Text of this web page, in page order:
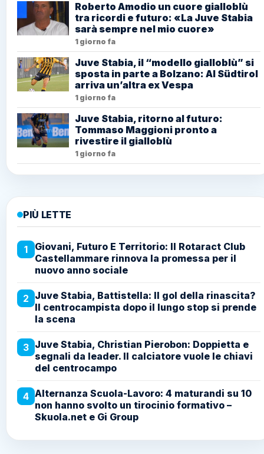
Roberto Amodio un cuore gialloblù
tra ricordi e futuro: «La Juve Stabia
sarà sempre nel mio cuore»
1 giorno fa
Juve Stabia, il “modello gialloblù” si
sposta in parte a Bolzano: Al Südtirol
arriva un’altra ex Vespa
1 giorno fa
Juve Stabia, ritorno al futuro:
Tommaso Maggioni pronto a
rivestire il gialloblù
1 giorno fa
PIÙ LETTE
1
Giovani, Futuro E Territorio: Il Rotaract Club
Castellammare rinnova la promessa per il
nuovo anno sociale
2 Juve Stabia, Battistella: Il gol della rinascita?
Il centrocampista dopo il lungo stop si prende
la scena
3 Juve Stabia, Christian Pierobon: Doppietta e
segnali da leader. Il calciatore vuole le chiavi
del centrocampo
4 Alternanza Scuola-Lavoro: 4 maturandi su 10
non hanno svolto un tirocinio formativo –
Skuola.net e Gi Group